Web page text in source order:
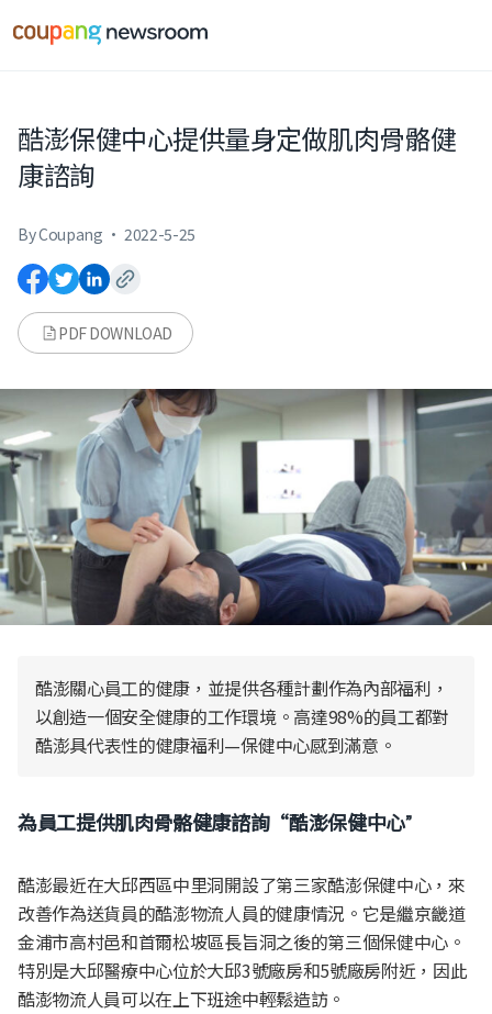
건너뛰기
酷澎保健中心提供量身定做肌肉骨骼健
康諮詢
By Coupang · 2022-5-25
PDF DOWNLOAD
酷澎關心員工的健康，並提供各種計劃作為內部福利，
以創造一個安全健康的工作環境。高達98%的員工都對
酷澎具代表性的健康福利—保健中心感到滿意。
為員工提供肌肉骨骼健康諮詢“酷澎保健中心”
酷澎最近在大邱西區中里洞開設了第三家酷澎保健中心，來
改善作為送貨員的酷澎物流人員的健康情況。它是繼京畿道
金浦市高村邑和首爾松坡區長旨洞之後的第三個保健中心。
特別是大邱醫療中心位於大邱3號廠房和5號廠房附近，因此
酷澎物流人員可以在上下班途中輕鬆造訪。